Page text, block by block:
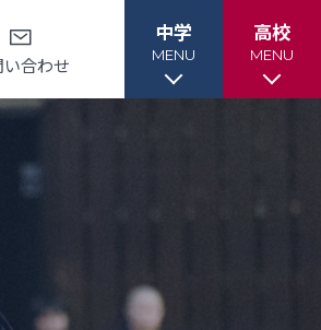
い合わせ
中学
MENU
高校
MENU